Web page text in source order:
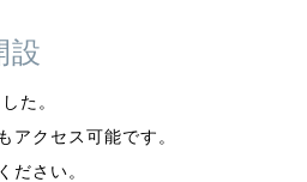
設
た。
アクセス可能です。
ださい。